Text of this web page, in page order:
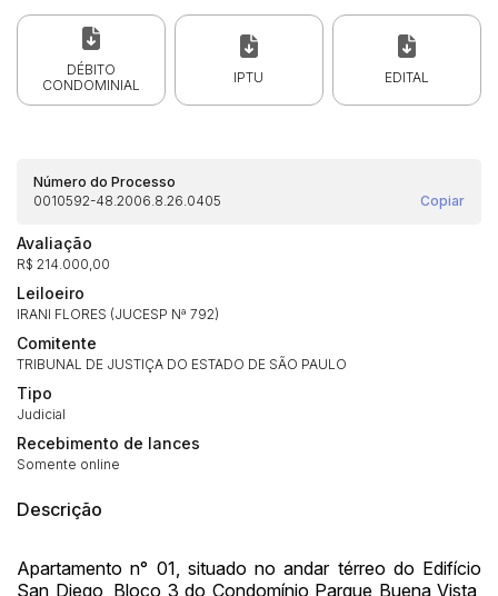
DÉBITO
CONDOMINIAL
IPTU EDITAL
Número do Processo
0010592-48.2006.8.26.0405
Copiar
Avaliação
R$ 214.000,00
Leiloeiro
IRANI FLORES (JUCESP Nª 792)
Comitente
TRIBUNAL DE JUSTIÇA DO ESTADO DE SÃO PAULO
Tipo
Judicial
Recebimento de lances
Somente online
Descrição
Apartamento n° 01, situado no andar térreo do Edifício
San Diego, Bloco 3 do Condomínio Parque Buena Vista,
Habilite-se para efetuar lances ou